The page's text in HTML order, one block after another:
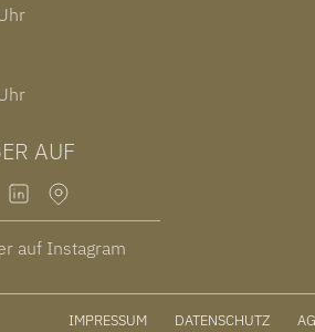
AUF
auf Instagram
IMPRESSUM DATENSCHUTZ